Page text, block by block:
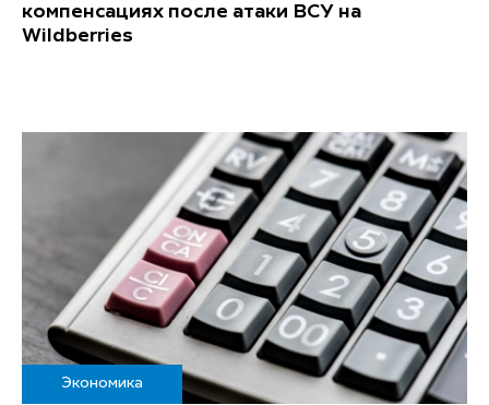
компенсациях после атаки ВСУ на
Wildberries
Экономика